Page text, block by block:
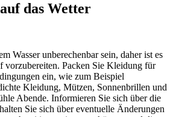
das Wetter
Wasser unberechenbar sein, daher ist es
vorzubereiten. Packen Sie Kleidung für
ein, wie zum Beispiel
Kleidung, Mützen, Sonnenbrillen und
Abende. Informieren Sie sich über die
Sie sich über eventuelle Änderungen